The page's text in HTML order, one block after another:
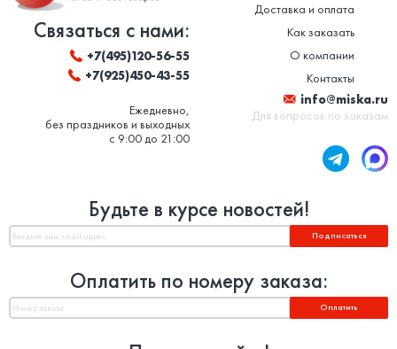
Связаться с нами:
+7(495)120-56-55
+7(925)450-43-55
Ежедневно,
без праздников и выходных
с 9:00 до 21:00
Доставка и оплата
Как заказать
О компании
Контакты
info@miska.ru
Для вопросов по заказам
Будьте в курсе новостей!
Подписаться
Оплатить по номеру заказа:
Оплатить